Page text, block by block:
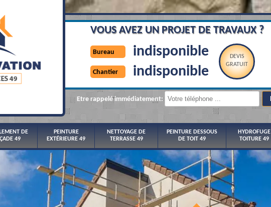
VOUS AVEZ UN PROJET DE TRAVAUX ?
Bureau indisponible
Chantier indisponible
DEVIS
GRATUIT
Etre rappelé immédiatement:
DE
49
PEINTURE
EXTÉRIEURE 49
NETTOYAGE DE
TERRASSE 49
PEINTURE DESSOUS
DE TOIT 49
HYDROFUGE
TOITURE 49